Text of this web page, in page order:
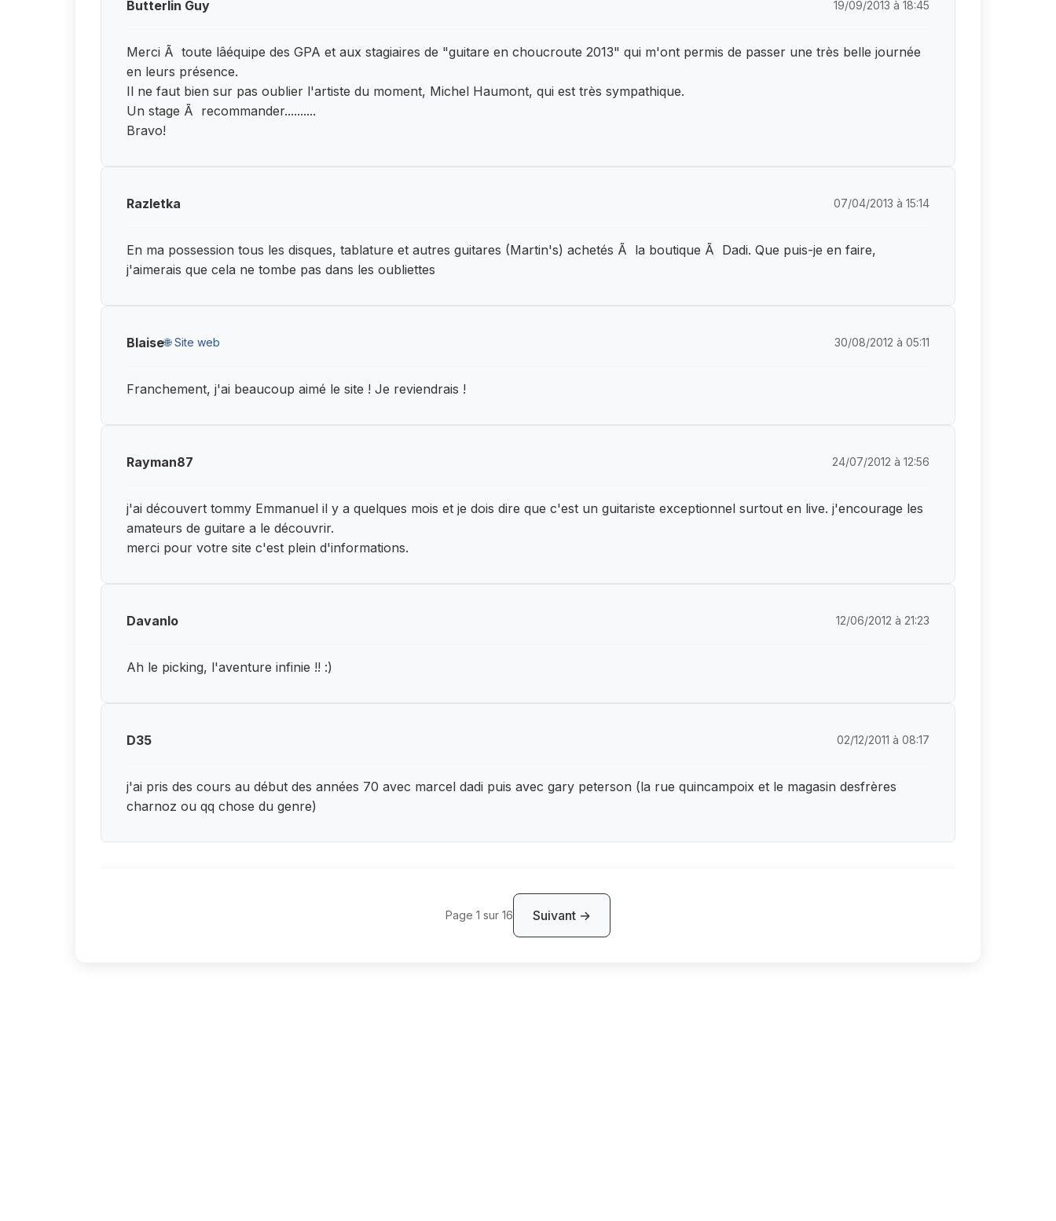
Butterlin Guy 19/09/2013 à 18:45
Merci Ã toute lâéquipe des GPA et aux stagiaires de "guitare en choucroute 2013" qui m'ont permis de passer une très belle journée
en leurs présence.
Il ne faut bien sur pas oublier l'artiste du moment, Michel Haumont, qui est très sympathique.
Un stage Ã recommander..........
Bravo!
Razletka 07/04/2013 à 15:14
En ma possession tous les disques, tablature et autres guitares (Martin's) achetés Ã la boutique Ã Dadi. Que puis-je en faire,
j'aimerais que cela ne tombe pas dans les oubliettes
Blaise🌐 Site web 30/08/2012 à 05:11
Franchement, j'ai beaucoup aimé le site ! Je reviendrais !
Rayman87 24/07/2012 à 12:56
j'ai découvert tommy Emmanuel il y a quelques mois et je dois dire que c'est un guitariste exceptionnel surtout en live. j'encourage les
amateurs de guitare a le découvrir.
merci pour votre site c'est plein d'informations.
Davanlo 12/06/2012 à 21:23
Ah le picking, l'aventure infinie !! :)
D35 02/12/2011 à 08:17
j'ai pris des cours au début des années 70 avec marcel dadi puis avec gary peterson (la rue quincampoix et le magasin desfrères
charnoz ou qq chose du genre)
Page 1 sur 16 Suivant →